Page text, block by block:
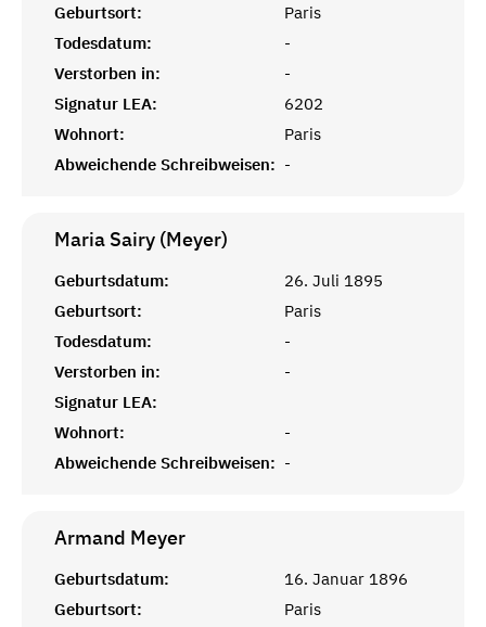
Geburtsort:
Paris
Todesdatum:
-
Verstorben in:
-
Signatur LEA:
6202
Wohnort:
Paris
Abweichende Schreibweisen: -
Maria Sairy (Meyer)
Geburtsdatum:
26. Juli 1895
Geburtsort:
Paris
Todesdatum:
-
Verstorben in:
-
Signatur LEA:
Wohnort:
-
Abweichende Schreibweisen: -
Armand Meyer
Geburtsdatum:
16. Januar 1896
Geburtsort:
Paris